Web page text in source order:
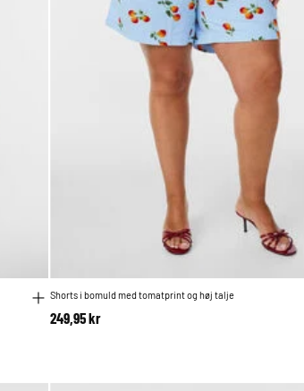
Shorts i bomuld med tomatprint og høj talje
249,95 kr